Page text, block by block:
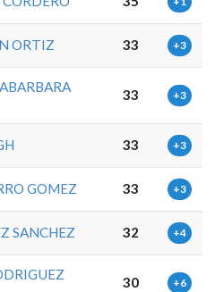
ORTIZ 33 +3
33 +3
33 +3
GOMEZ 33 +3
SANCHEZ 32 +4
30 +6